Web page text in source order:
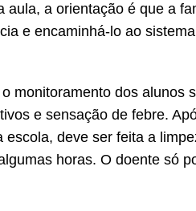
a orientação é que a
e encaminhá-lo ao
monitoramento dos alunos
e sensação de febre.
deve ser feita a
horas. O doente só